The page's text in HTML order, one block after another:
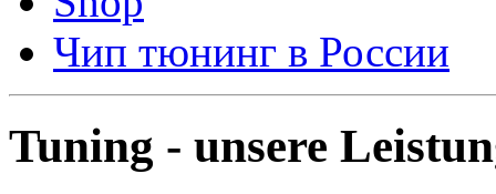
Чип тюнинг в России
Tuning - unsere